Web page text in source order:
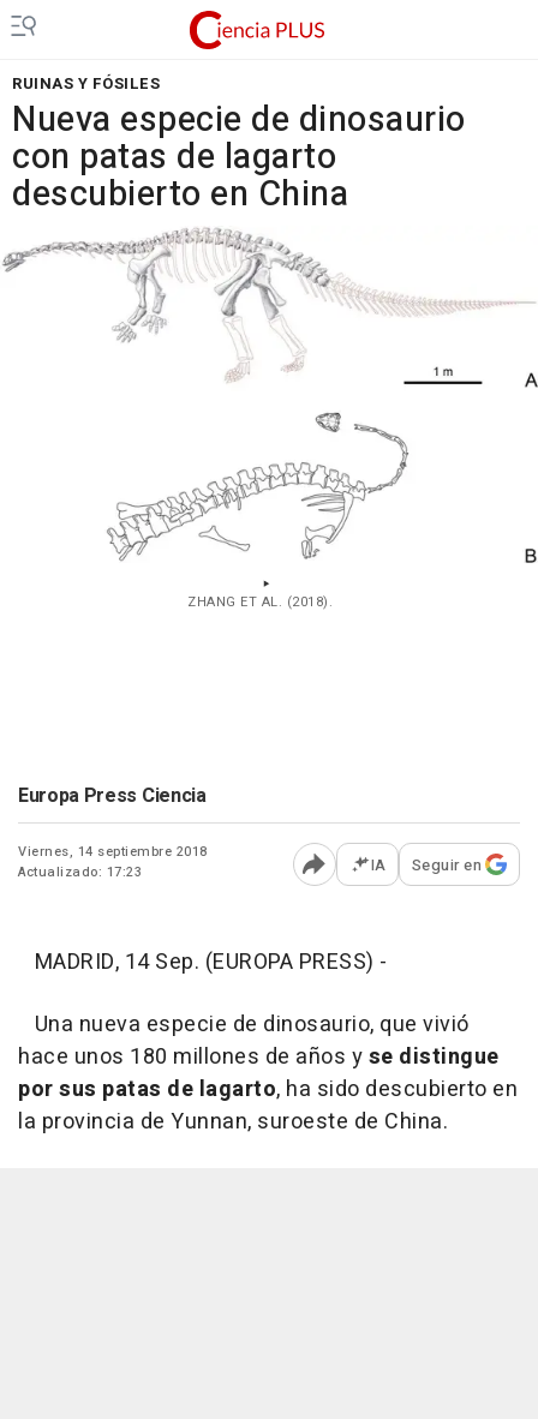
RUINAS Y FÓSILES
Nueva especie de dinosaurio
con patas de lagarto
descubierto en China
ZHANG ET AL. (2018).
Europa Press Ciencia
Viernes, 14 septiembre 2018
Actualizado: 17:23
Abrir opciones para
IA Seguir en
MADRID, 14 Sep. (EUROPA PRESS) -
Una nueva especie de dinosaurio, que vivió
hace unos 180 millones de años yse distingue
por sus patas de lagarto, ha sido descubierto en
la provincia de Yunnan, suroeste de China.